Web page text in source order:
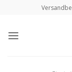
springen